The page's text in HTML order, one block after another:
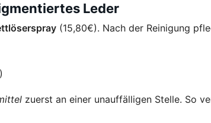
Leder
(15,80€). Nach der Reinigung
zuerst an einer unauffälligen Stelle. So